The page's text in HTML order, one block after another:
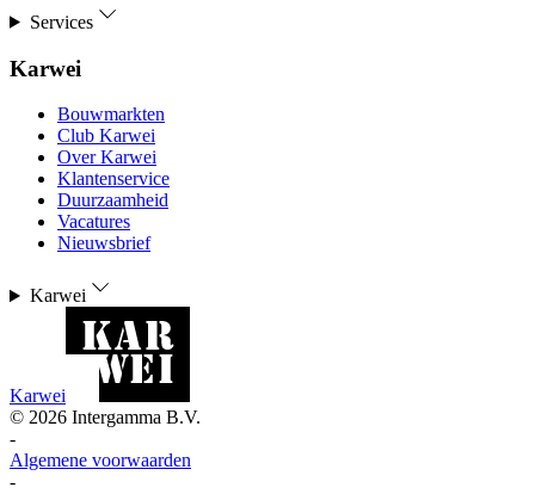
Services
Karwei
Bouwmarkten
Club Karwei
Over Karwei
Klantenservice
Duurzaamheid
Vacatures
Nieuwsbrief
Karwei
Karwei
© 2026 Intergamma B.V.
-
Algemene voorwaarden
-